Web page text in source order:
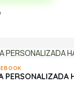
PERSONALIZADA